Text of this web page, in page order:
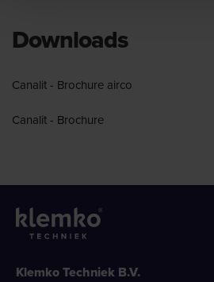
Downloads
Canalit - Brochure airco
Canalit - Brochure
Klemko Techniek B.V.